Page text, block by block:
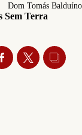
Dom Tomás Balduíno
Sem Terra